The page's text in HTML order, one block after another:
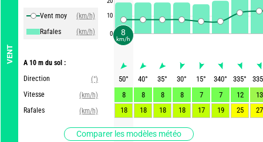
VENT
Vent moy
(km/h)
Rafales
(km/h)
A 10 m du sol :
Direction
(°)
Vitesse
(km/h)
Rafales
(km/h)
Comparer les modèles météo
10
0
50° 40° 35° 30° 15° 340° 335°
335
8
8 8 8 7 7 12
13
18
18 18 18 17 19 25 27
8
km/h